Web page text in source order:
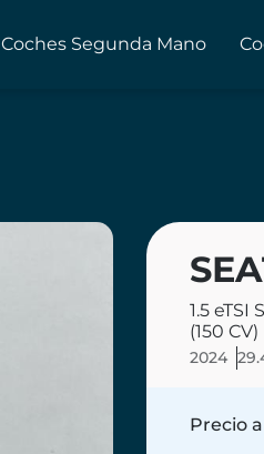
Coches Segunda Mano
1.5 eTSI
(150 CV)
2024
Precio